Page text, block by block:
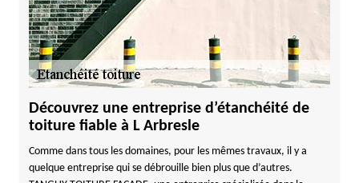
Découvrez une entreprise d’étanchéité de
toiture fiable à L Arbresle
Comme dans tous les domaines, pour les mêmes travaux, il y a
quelque entreprise qui se débrouille bien plus que d’autres.